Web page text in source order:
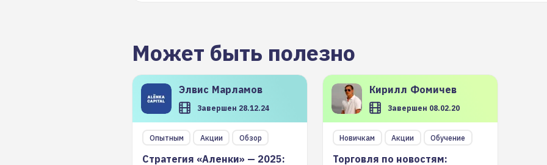
Может быть полезно
Элвис Марламов
Завершен 28.12.24
Опытным Акции Обзор
Стратегия «Аленки» — 2025:
Кирилл Фомичев
Завершен 08.02.20
Новичкам Акции Обучение
Торговля по новостям: